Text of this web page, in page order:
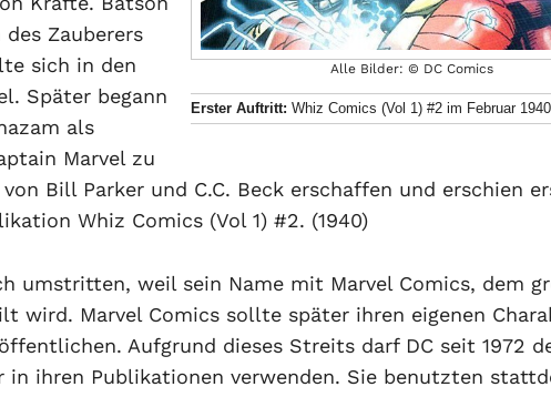
Alle Bilder: © DC Comics
Erster Auftritt: Whiz Comics (Vol 1) #2 im Februar 1940
Zauberers
sich in den
Später begann
als
Marvel zu
Bill Parker und C.C. Beck erschaffen und erschien
Whiz Comics (Vol 1) #2. (1940)
umstritten, weil sein Name mit Marvel Comics, dem
wird. Marvel Comics sollte später ihren eigenen
Aufgrund dieses Streits darf DC seit 1972
in ihren Publikationen verwenden. Sie benutzten